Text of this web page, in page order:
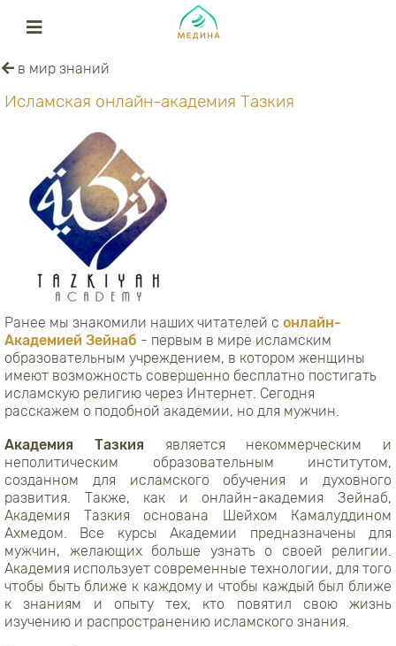
в мир знаний
Исламская онлайн-академия Тазкия
Ранее мы знакомили наших читателей с онлайн-
Академией Зейнаб - первым в мире исламским
образовательным учреждением, в котором женщины
имеют возможность совершенно бесплатно постигать
исламскую религию через Интернет. Сегодня
расскажем о подобной академии, но для мужчин.
Академия Тазкия является некоммерческим и
неполитическим образовательным институтом,
созданном для исламского обучения и духовного
развития. Также, как и онлайн-академия Зейнаб,
Академия Тазкия основана Шейхом Камалуддином
Ахмедом. Все курсы Академии предназначены для
мужчин, желающих больше узнать о своей религии.
Академия использует современные технологии, для того
чтобы быть ближе к каждому и чтобы каждый был ближе
к знаниям и опыту тех, кто повятил свою жизнь
изучению и распространению исламского знания.